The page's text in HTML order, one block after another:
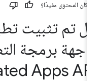
كان المحتوى مفيدًا؟
تم تثبيت
Apps